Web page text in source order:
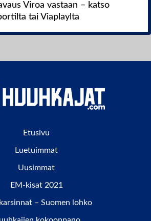
Viroa vastaan – katso
tai Viaplaylta
Etusivu
Luetuimmat
Uusimmat
EM-kisat 2021
– Suomen lohko